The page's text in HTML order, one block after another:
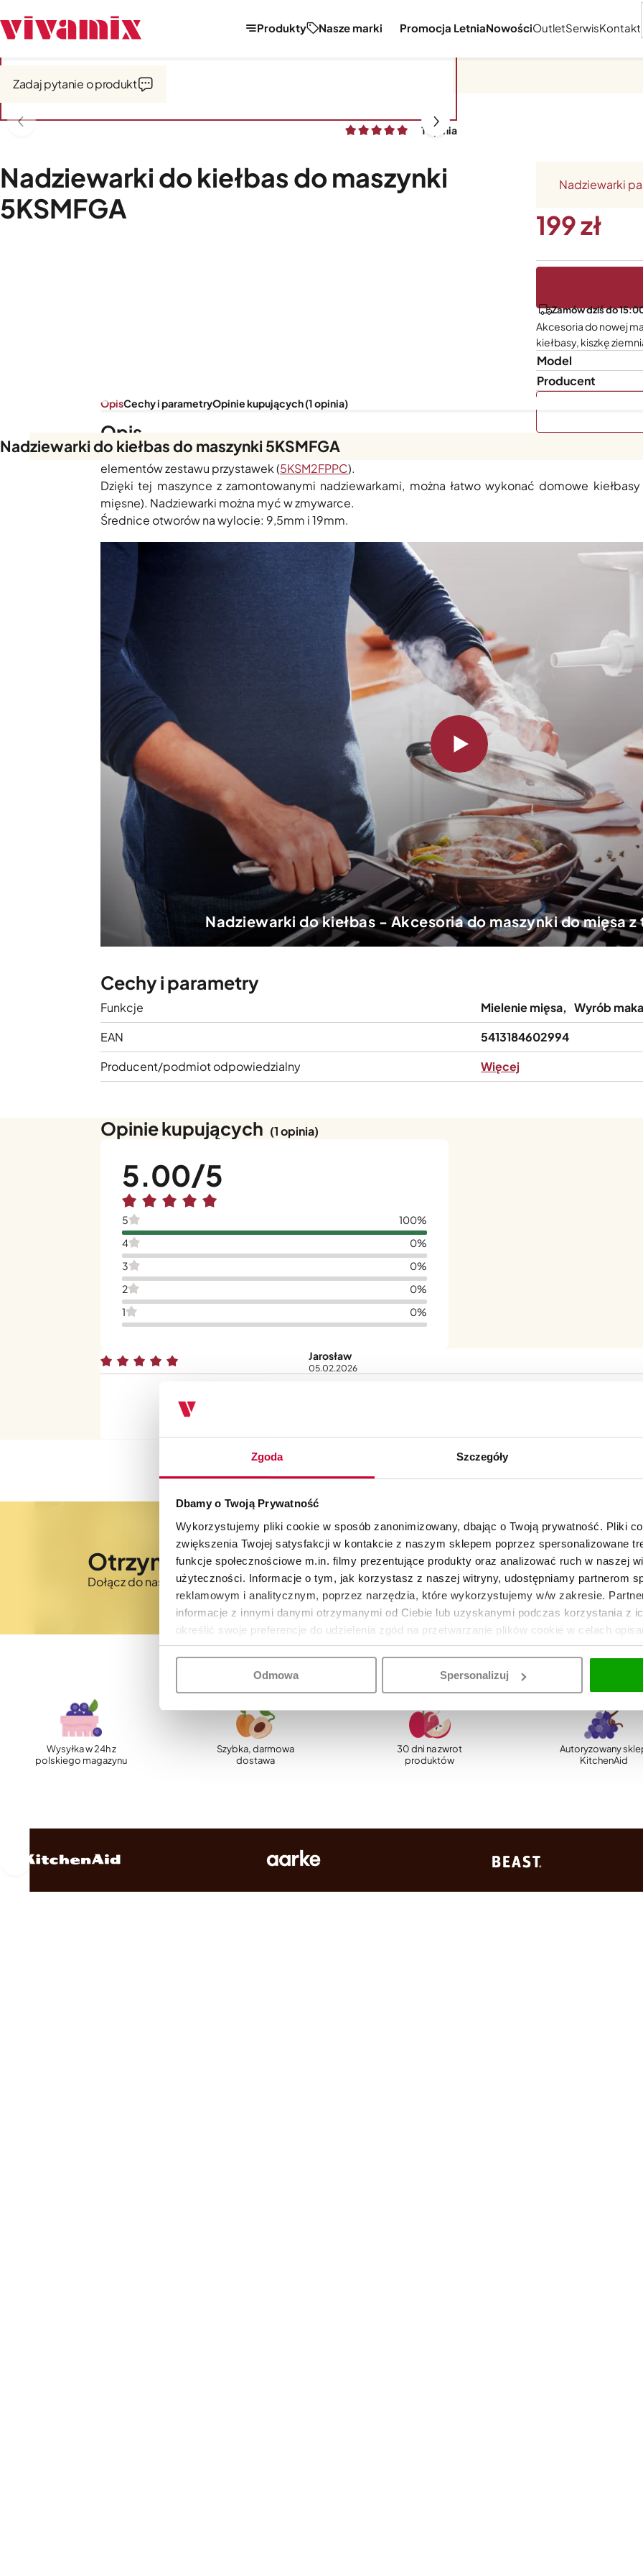
Zgoda Szczegóły
Dbamy o Twoją Prywatność
Wykorzystujemy pliki cookie w sposób zanonimizowany, dbając o Twoją prywatność. Pliki
zwiększenia Twojej satysfakcji w kontakcie z naszym sklepem poprzez spersonalizowane
funkcje społecznościowe m.in. filmy prezentujące produkty oraz analizować ruch w naszej
użyteczności. Informacje o tym, jak korzystasz z naszej witryny, udostępniamy partnerom
reklamowym i analitycznym, poprzez narzędzia, które wykorzystujemy w/w zakresie.
informacje z innymi danymi otrzymanymi od Ciebie lub uzyskanymi podczas korzystania z
określić swoje preferencje do udzielenia zgód na przetwarzanie plików cookie w celach
Odmowa Spersonalizuj
Produkty Nasze marki Promocja LetniaNowościOutletSerwisKontakt
Miksery, misy, przystawki
1 opinia
Nadziewarki do kiełbas do maszynki
5KSMFGA
Zadaj pytanie o produkt
Nadziewarki
199
Zamów dziś do
Akcesoria do nowej
kiełbasy, kiszkę
Model
Producent
Nadziewarki do kiełbas do maszynki 5KSMFGA
OpisCechy i parametryOpinie kupujących (1 opinia)
Opis
Dwie nadziewarki do kiełbas, które pasują tylko do nowej maszynki do mięsa z tworzywa
elementów zestawu przystawek (5KSM2FPPC).
Dzięki tej maszynce z zamontowanymi nadziewarkami, można łatwo wykonać domowe
mięsne). Nadziewarki można myć w zmywarce.
Średnice otworów na wylocie: 9,5mm i 19mm.
Nadziewarki do kiełbas - Akcesoria do maszynki do mięsa
Cechy i parametry
Funkcje Mielenie mięsa
Wyrób
EAN
5413184602994
Producent/podmiot odpowiedzialny
Więcej
Opinie kupujących (1 opinia)
5.00
5
100%
4
0%
3
0%
2
0%
1
0%
Jarosław
05.02.2026
Otrzymaj 5% rabatu na pierwsze zakupy
Dołącz do naszego newslettera i bądź na bieżąco z nowościami oraz promocjami
Wysyłka w 24h z
polskiego magazynu
Szybka, darmowa
dostawa
30 dni na zwrot
produktów
Autoryzowany
KitchenAid